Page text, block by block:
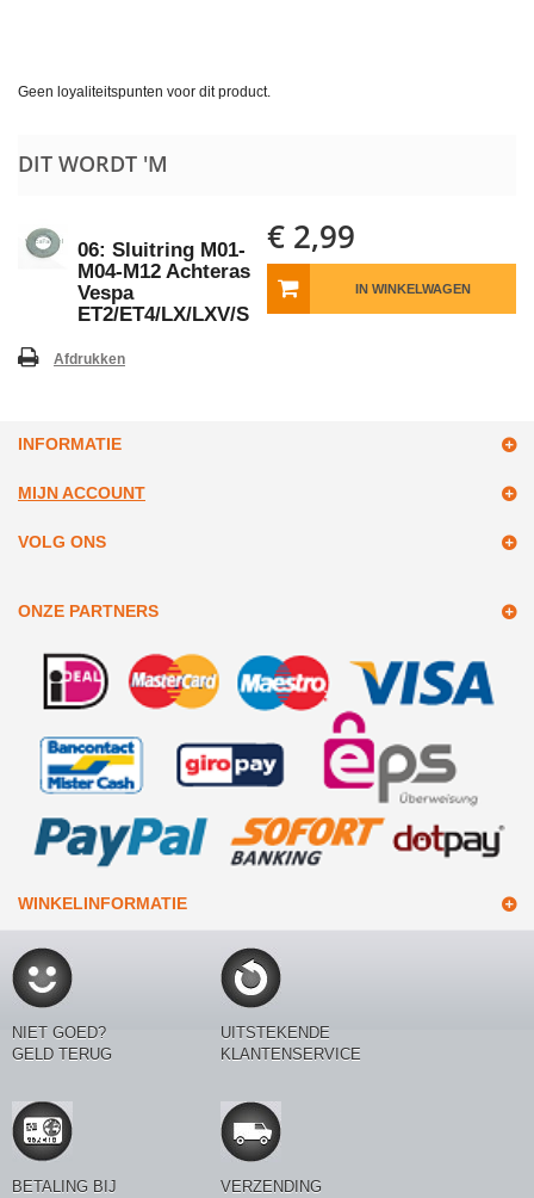
Geen loyaliteitspunten voor dit product.
DIT WORDT 'M
06: Sluitring M01-
M04-M12 Achteras
Vespa
ET2/ET4/LX/LXV/S
€ 2,99
IN WINKELWAGEN
Afdrukken
INFORMATIE
MIJN ACCOUNT
VOLG ONS
ONZE PARTNERS
WINKELINFORMATIE
NIET GOED?
GELD TERUG
UITSTEKENDE
KLANTENSERVICE
BETALING BIJ VERZENDING